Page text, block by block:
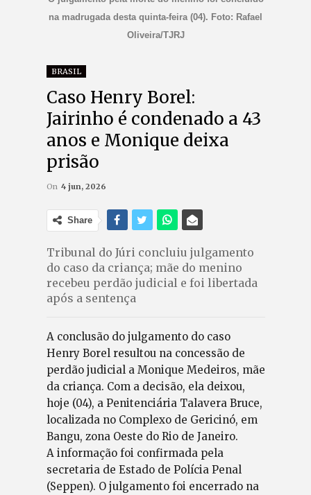
na madrugada desta quinta-feira (04). Foto: Rafael
Oliveira/TJRJ
BRASIL
Caso Henry Borel:
Jairinho é condenado a 43
anos e Monique deixa
prisão
On 4 jun, 2026
Share
Tribunal do Júri concluiu julgamento
do caso da criança; mãe do menino
recebeu perdão judicial e foi libertada
após a sentença
A conclusão do julgamento do caso
Henry Borel resultou na concessão de
perdão judicial a Monique Medeiros, mãe
da criança. Com a decisão, ela deixou,
hoje (04), a Penitenciária Talavera Bruce,
localizada no Complexo de Gericinó, em
Bangu, zona Oeste do Rio de Janeiro.
A informação foi confirmada pela
secretaria de Estado de Polícia Penal
(Seppen). O julgamento foi encerrado na